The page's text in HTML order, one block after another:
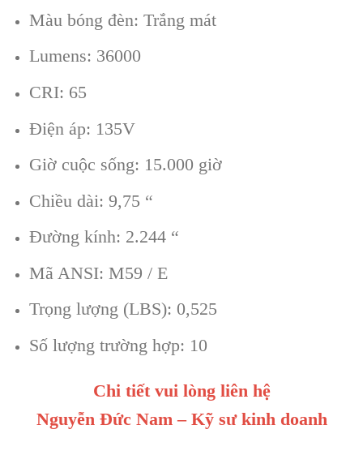
Màu bóng đèn: Trắng mát
Lumens: 36000
CRI: 65
Điện áp: 135V
Giờ cuộc sống: 15.000 giờ
Chiều dài: 9,75 “
Đường kính: 2.244 “
Mã ANSI: M59 / E
Trọng lượng (LBS): 0,525
Số lượng trường hợp: 10
Chi tiết vui lòng liên hệ
Nguyễn Đức Nam – Kỹ sư kinh doanh